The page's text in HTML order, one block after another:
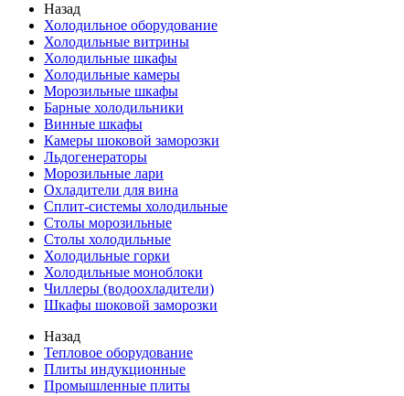
Назад
Холодильное оборудование
Холодильные витрины
Холодильные шкафы
Холодильные камеры
Морозильные шкафы
Барные холодильники
Винные шкафы
Камеры шоковой заморозки
Льдогенераторы
Морозильные лари
Охладители для вина
Сплит-системы холодильные
Столы морозильные
Столы холодильные
Холодильные горки
Холодильные моноблоки
Чиллеры (водоохладители)
Шкафы шоковой заморозки
Назад
Тепловое оборудование
Плиты индукционные
Промышленные плиты